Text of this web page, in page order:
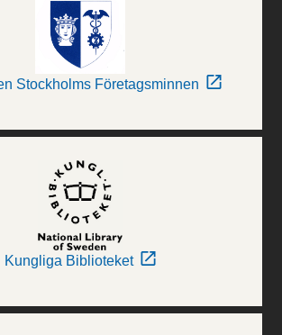
Stockholms Företagsminnen
Kungliga Biblioteket